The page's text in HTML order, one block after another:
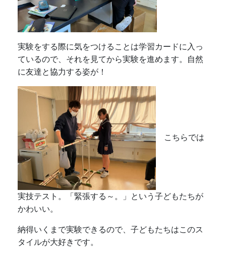
実験をする際に気をつけることは学習カードに入っ
ているので、それを見てから実験を進めます。自然
に友達と協力する姿が！
こちらでは
実技テスト。「緊張する～。」という子どもたちが
かわいい。
納得いくまで実験できるので、子どもたちはこのス
タイルが大好きです。